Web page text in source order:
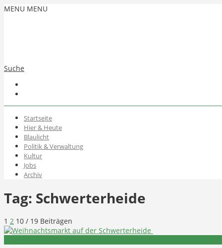
MENU MENU
Suche
Startseite
Hier & Heute
Blaulicht
Politik & Verwaltung
Kultur
Jobs
Archiv
Tag: Schwerterheide
1 2 10 / 19 Beiträgen